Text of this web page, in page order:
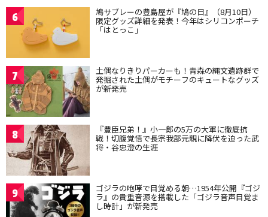
6 鳩サブレーの豊島屋が『鳩の日』（8月10日）
限定グッズ詳細を発表！今年はシリコンポーチ
「はとっこ」
7 土偶なりきりパーカーも！青森の縄文遺跡群で
発掘された土偶がモチーフのキュートなグッズ
が新発売
8 『豊臣兄弟！』小一郎の5万の大軍に徹底抗
戦！切腹覚悟で長宗我部元親に降伏を迫った武
将・谷忠澄の生涯
9 ゴジラの咆哮で目覚める朝…1954年公開『ゴジ
ラ』の貴重音源を搭載した「ゴジラ音声目覚ま
し時計」が新発売